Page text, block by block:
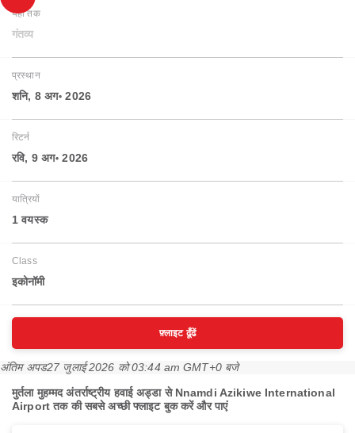
यहाँ तक
गंतव्य
प्रस्थान
शनि, 8 अग॰ 2026
रिटर्न
रवि, 9 अग॰ 2026
यात्रियों
1 वयस्‍क
Class
इकोनॉमी
फ़्लाइट ढूँढें
अंतिम अपड27 जुलाई 2026 को 03:44 am GMT+0 बजे
मुर्तला मुहम्मद अंतर्राष्ट्रीय हवाई अड्डा से Nnamdi Azikiwe International
Airport तक की सबसे अच्छी फ्लाइट बुक करें और पाएं